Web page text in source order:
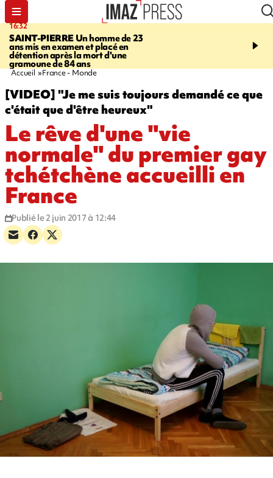
16:32
SAINT-PIERREUn homme de 23
ans mis en examen et placé en
détention après la mort d'une
gramoune de 84 ans
21:08
et Turquie scellent un
Accueil France - Monde
[VIDEO] "Je me suis toujours demandé ce que
c'était que d'être heureux"
Le rêve d'une "vie
normale" du premier gay
tchétchène accueilli en
France
Publié le 2 juin 2017 à 12:44